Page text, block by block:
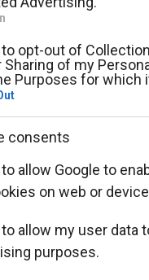
opt-out of
Sharing of my
Purposes for which
consents
allow Google to
on web or
allow my user data
purposes.
3 κύκλοι
: Εισαγωγή
Ανάπτυξη